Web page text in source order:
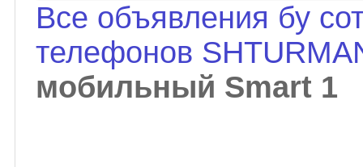
Все объявления бу
телефонов
мобильный Smart 1